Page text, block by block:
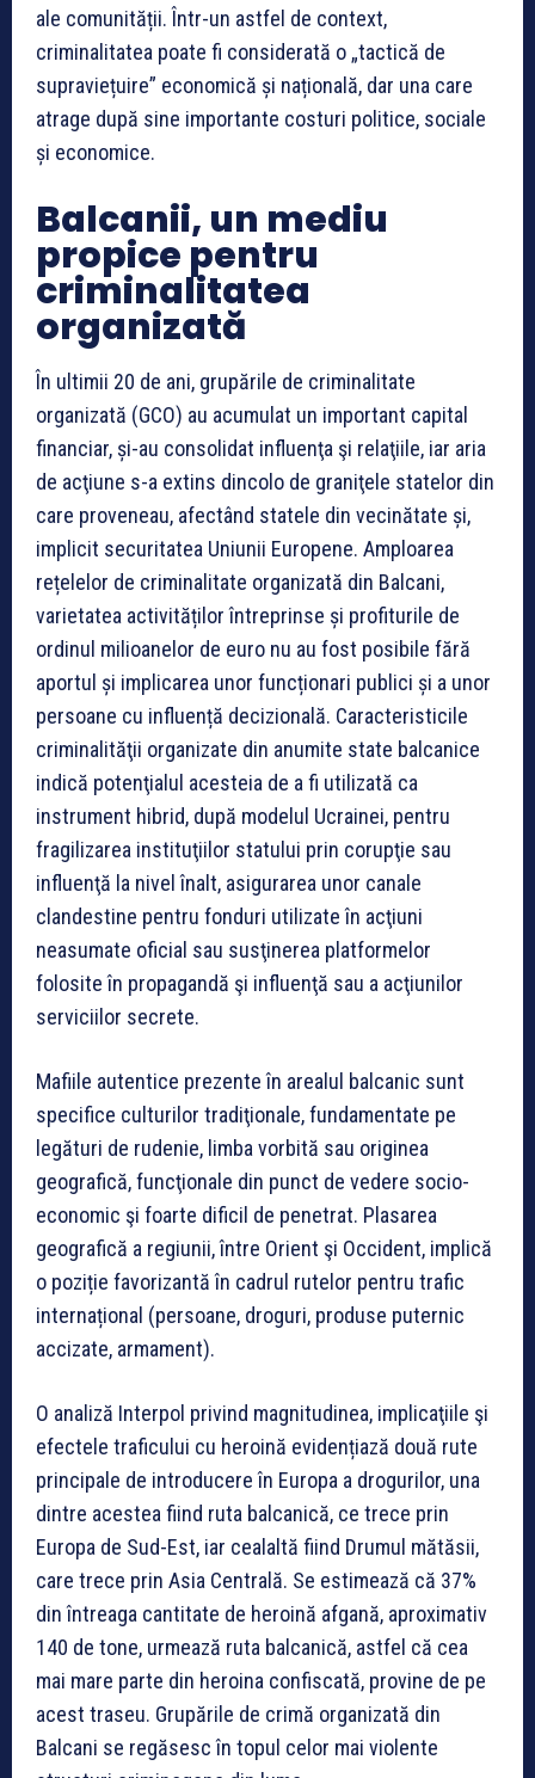
ale comunității. Într-un astfel de context,
criminalitatea poate fi considerată o „tactică de
supraviețuire” economică și națională, dar una care
atrage după sine importante costuri politice, sociale
și economice.
Balcanii, un mediu
propice pentru
criminalitatea
organizată
În ultimii 20 de ani, grupările de criminalitate
organizată (GCO) au acumulat un important capital
financiar, și-au consolidat influenţa şi relaţiile, iar aria
de acţiune s-a extins dincolo de graniţele statelor din
care proveneau, afectând statele din vecinătate și,
implicit securitatea Uniunii Europene. Amploarea
rețelelor de criminalitate organizată din Balcani,
varietatea activităților întreprinse și profiturile de
ordinul milioanelor de euro nu au fost posibile fără
aportul și implicarea unor funcționari publici și a unor
persoane cu influență decizională. Caracteristicile
criminalităţii organizate din anumite state balcanice
indică potenţialul acesteia de a fi utilizată ca
instrument hibrid, după modelul Ucrainei, pentru
fragilizarea instituţiilor statului prin corupţie sau
influenţă la nivel înalt, asigurarea unor canale
clandestine pentru fonduri utilizate în acţiuni
neasumate oficial sau susţinerea platformelor
folosite în propagandă şi influenţă sau a acţiunilor
serviciilor secrete.
Mafiile autentice prezente în arealul balcanic sunt
specifice culturilor tradiţionale, fundamentate pe
legături de rudenie, limba vorbită sau originea
geografică, funcţionale din punct de vedere socio-
economic şi foarte dificil de penetrat. Plasarea
geografică a regiunii, între Orient şi Occident, implică
o poziție favorizantă în cadrul rutelor pentru trafic
internațional (persoane, droguri, produse puternic
accizate, armament).
O analiză Interpol privind magnitudinea, implicaţiile şi
efectele traficului cu heroină evidențiază două rute
principale de introducere în Europa a drogurilor, una
dintre acestea fiind ruta balcanică, ce trece prin
Europa de Sud-Est, iar cealaltă fiind Drumul mătăsii,
care trece prin Asia Centrală. Se estimează că 37%
din întreaga cantitate de heroină afgană, aproximativ
140 de tone, urmează ruta balcanică, astfel că cea
mai mare parte din heroina confiscată, provine de pe
acest traseu. Grupările de crimă organizată din
Balcani se regăsesc în topul celor mai violente